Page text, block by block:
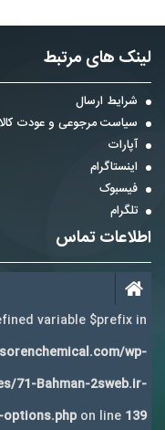
لینک های مرتبط
شرایط ارسال
سیاست مرجوعی و عودت کالا
آپارات
اینستاگرام
فیسبوک
تلگرام
اطلاعات تماس
variable $prefix in
wp-
71-Bahman-2sweb.ir-
on line 139